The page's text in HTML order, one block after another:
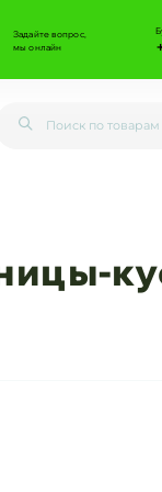
Задайте вопрос,
мы онлайн